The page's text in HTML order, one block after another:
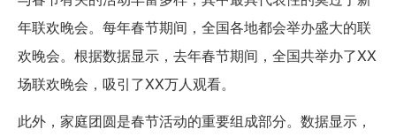
年联欢晚会。每年春节期间，全国各地都会举办盛大的联
欢晚会。根据数据显示，去年春节期间，全国共举办了XX
场联欢晚会，吸引了XX万人观看。
此外，家庭团圆是春节活动的重要组成部分。数据显示，